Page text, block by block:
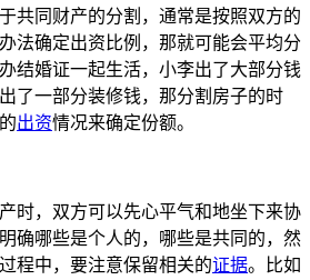
共同财产的分割，通常是按照双方的
法确定出资比例，那就可能会平均分
结婚证一起生活，小李出了大部分钱
了一部分装修钱，那分割房子的时
出资情况来确定份额。
时，双方可以先心平气和地坐下来协
确哪些是个人的，哪些是共同的，然
程中，要注意保留相关的证据。比如